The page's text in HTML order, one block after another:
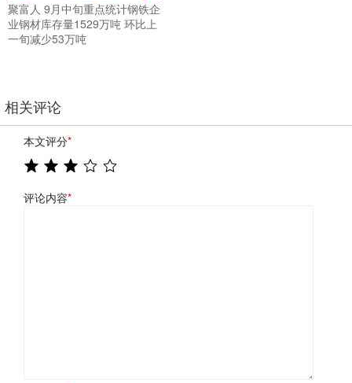
聚富人 9月中旬重点统计钢铁企
业钢材库存量1529万吨 环比上
一旬减少53万吨
相关评论
本文评分*
评论内容*